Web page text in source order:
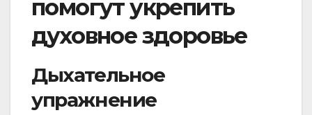
помогут укрепить
духовное здоровье
Дыхательное
упражнение